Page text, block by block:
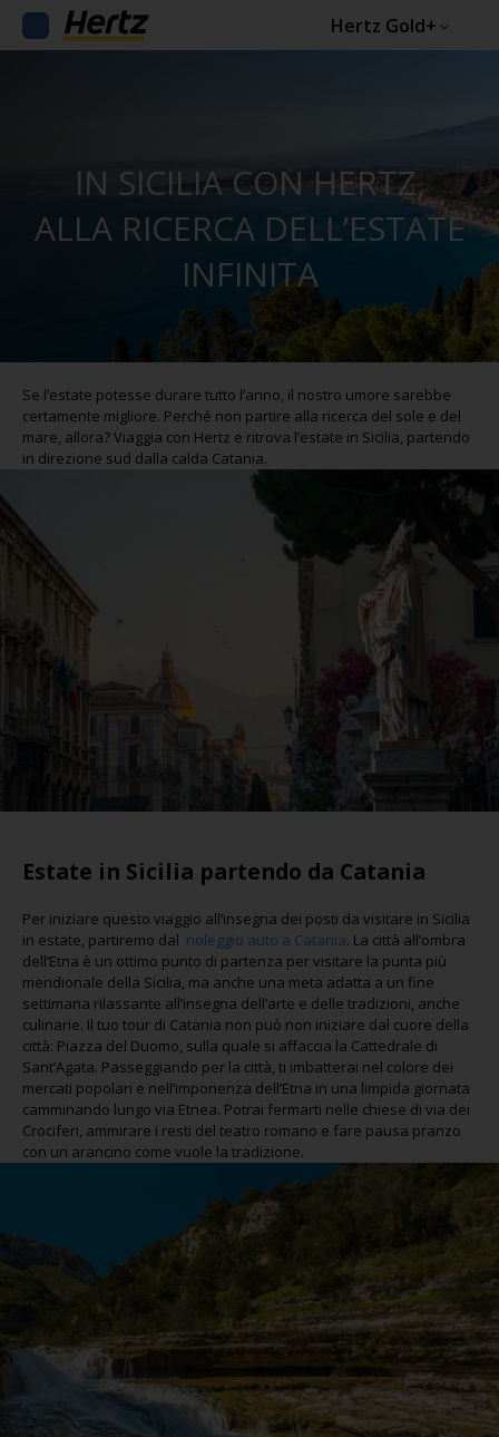
Hertz Gold+
IN SICILIA CON HERTZ,
ALLA RICERCA DELL’ESTATE
INFINITA
Se l’estate potesse durare tutto l’anno, il nostro umore sarebbe
certamente migliore. Perché non partire alla ricerca del sole e del
mare, allora? Viaggia con Hertz e ritrova l’estate in Sicilia, partendo
in direzione sud dalla calda Catania.
Estate in Sicilia partendo da Catania
Per iniziare questo viaggio all’insegna dei posti da visitare in Sicilia
in estate, partiremo dal noleggio auto a Catania. La città all’ombra
dell’Etna è un ottimo punto di partenza per visitare la punta più
meridionale della Sicilia, ma anche una meta adatta a un fine
settimana rilassante all’insegna dell’arte e delle tradizioni, anche
culinarie. Il tuo tour di Catania non può non iniziare dal cuore della
città: Piazza del Duomo, sulla quale si affaccia la Cattedrale di
Sant’Agata. Passeggiando per la città, ti imbatterai nel colore dei
mercati popolari e nell’imponenza dell’Etna in una limpida giornata
camminando lungo via Etnea. Potrai fermarti nelle chiese di via dei
Crociferi, ammirare i resti del teatro romano e fare pausa pranzo
con un arancino come vuole la tradizione.